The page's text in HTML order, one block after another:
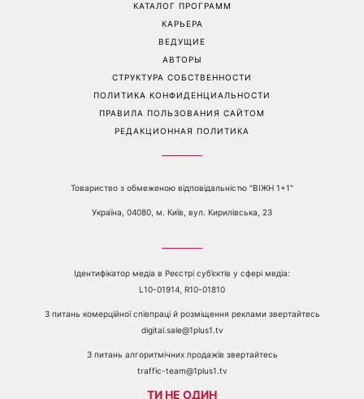
КАТАЛОГ ПРОГРАММ
КАРЬЕРА
ВЕДУЩИЕ
АВТОРЫ
СТРУКТУРА СОБСТВЕННОСТИ
ПОЛИТИКА КОНФИДЕНЦИАЛЬНОСТИ
ПРАВИЛА ПОЛЬЗОВАНИЯ САЙТОМ
РЕДАКЦИОННАЯ ПОЛИТИКА
Товариство з обмеженою відповідальністю "ВІЖН 1+1"
Україна, 04080, м. Київ, вул. Кирилівська, 23
Ідентифікатор медіа в Реєстрі суб’єктів у сфері медіа:
L10-01914, R10-01810
З питань комерційної співпраці й розміщення реклами звертайтесь
digital.sale@1plus1.tv
З питань алгоритмічних продажів звертайтесь
traffic-team@1plus1.tv
ТИ НЕ ОДИН